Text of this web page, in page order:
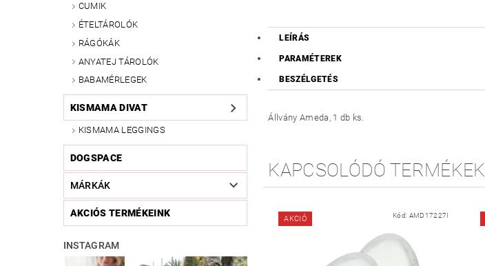
CUMIK
ÉTELTÁROLÓK
RÁGÓKÁK
ANYATEJ TÁROLÓK
BABAMÉRLEGEK
KISMAMA DIVAT
KISMAMA LEGGINGS
DOGSPACE
MÁRKÁK
AKCIÓS TERMÉKEINK
INSTAGRAM
LEÍRÁS
PARAMÉTEREK
BESZÉLGETÉS
Állvány Ameda, 1 db ks.
KAPCSOLÓDÓ TERMÉKEK
AKCIÓ Kód: AMD17227I